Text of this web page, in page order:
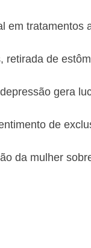
em tratamentos
retirada de
gera
de
da mulher